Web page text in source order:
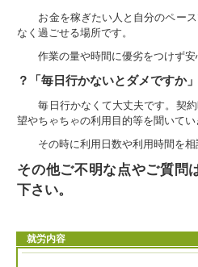
お金を稼ぎたい人と自分のペース
なく過ごせる場所です。
作業の量や時間に優劣をつけず安
？「毎日行かないとダメですか」
毎日行かなくて大丈夫です。契約
望やちゃちゃの利用目的等を聞いてい
その時に利用日数や利用時間を相
その他ご不明な点やご質問
下さい。
就労内容